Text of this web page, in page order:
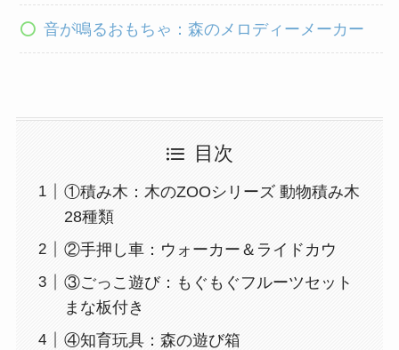
音が鳴るおもちゃ：森のメロディーメーカー
目次
①積み木：木のZOOシリーズ 動物積み木
28種類
②手押し車：ウォーカー＆ライドカウ
③ごっこ遊び：もぐもぐフルーツセット
まな板付き
④知育玩具：森の遊び箱